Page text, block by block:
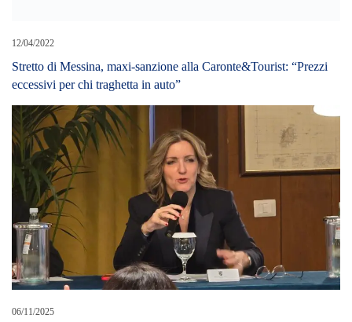
06/06/2026
La Zona Falcata di Messina tra passato e futuro: la Marina
Militare promuove un confronto sul rilancio di un’area simbolo
della città